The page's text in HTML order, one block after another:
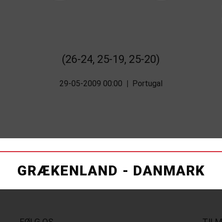
(26-24, 25-19, 25-20)
29-05-2009 00:00 Portugal
GRÆKENLAND - DANMARK